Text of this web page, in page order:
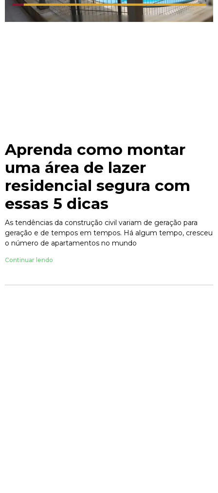
Aprenda como montar
uma área de lazer
residencial segura com
essas 5 dicas
As tendências da construção civil variam de geração para
geração e de tempos em tempos. Há algum tempo, cresceu
o número de apartamentos no mundo
Continuar lendo